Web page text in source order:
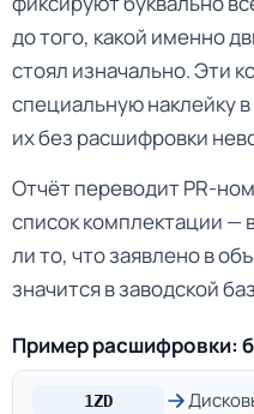
до того, какой именно
стоял изначально. Эти
специальную наклейку
их без расшифровки
Отчёт переводит PR-
список комплектации —
ли то, что заявлено в
значится в заводской
Пример расшифровки:
1ZD